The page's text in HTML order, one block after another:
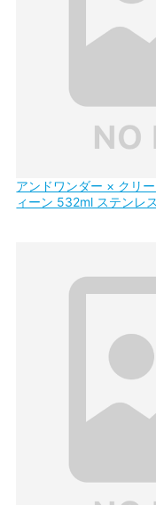
アンドワンダー × クリ
ィーン 532ml ステンレ